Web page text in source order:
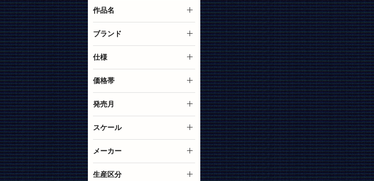
プラモデル本体
プラモデルオプションパー
ガレージキット
塗料
キャラグッズ
アパレル
作品名
フレームアームズ・ガール
ブランド
トルハコ
仕様
組み立て式プラモデル
ケース用アクセサリー
J-STAGE レギュラータイプ
価格帯
～999円
2,000円～4,999円
5,000円～9,999円
発売月
2017年8月
2017年12月
スケール
NON
メーカー
壽屋
生産区分